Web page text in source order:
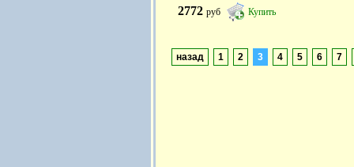
2772 руб Купить
назад 1 2 3 4 5 6 7